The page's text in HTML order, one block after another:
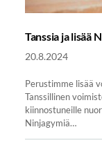
Tanssia ja lisää
20.8.2024
Perustimme lisää
Tanssillinen
kiinnostuneille
Ninjagymiä…